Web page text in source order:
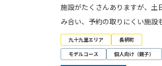
施設がたくさんありますが、土
み合い、予約の取りにくい施
九十九里エリア
長柄町
モデルコース
個人向け（親子）